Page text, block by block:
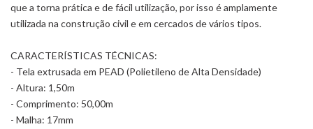
que a torna prática e de fácil utilização, por isso é amplamente
utilizada na construção civil e em cercados de vários tipos.
CARACTERÍSTICAS TÉCNICAS:
- Tela extrusada em PEAD (Polietileno de Alta Densidade)
- Altura: 1,50m
- Comprimento: 50,00m
- Malha: 17mm